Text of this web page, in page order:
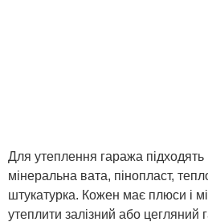
Для утеплення гаража підходять
мінеральна вата, пінопласт,
штукатурка. Кожен має плюси і
утеплити залізний або цегляний